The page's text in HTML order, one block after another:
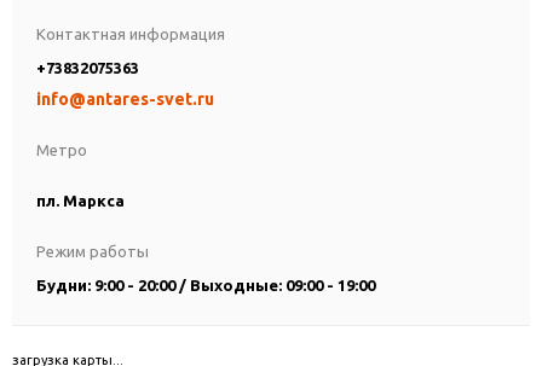
Метро
пл. Маркса
Контактная информация
+73832075363
info@antares-svet.ru
Режим работы
Будни: 9:00 - 20:00 / Выходные: 09:00 - 19:00
загрузка карты...